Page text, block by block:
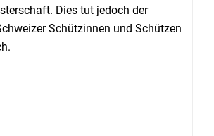
Dies tut jedoch der
Schützinnen und Schützen